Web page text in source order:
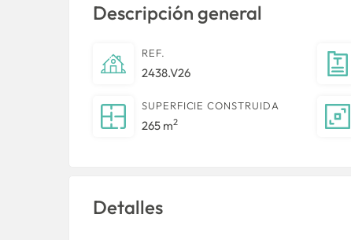
Descripción general
REF.
2438.V26
SUPERFICIE CONSTRUIDA
265 m2
Detalles